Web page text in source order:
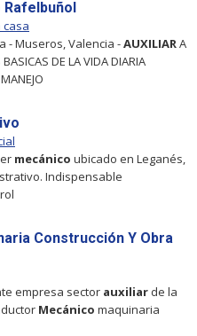
Rafelbuñol
casa
- Museros, Valencia -AUXILIAR A
DE LA VIDA DIARIA
mecánico ubicado en Leganés,
Indispensable
Construcción Y Obra
empresa sector auxiliar de la
Mecánico maquinaria